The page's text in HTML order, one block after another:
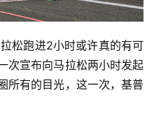
松跑进2小时或许真的有可
次宣布向马拉松两小时发起
所有的目光，这一次，基普